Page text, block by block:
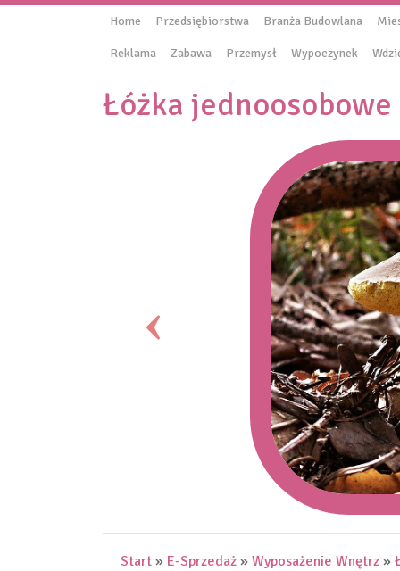
Home Przedsiębiorstwa Branża Budowlana
Reklama Zabawa Przemysł Wypoczynek
Łóżka
Start » E-Sprzedaż » Wyposażenie Wnętrz »